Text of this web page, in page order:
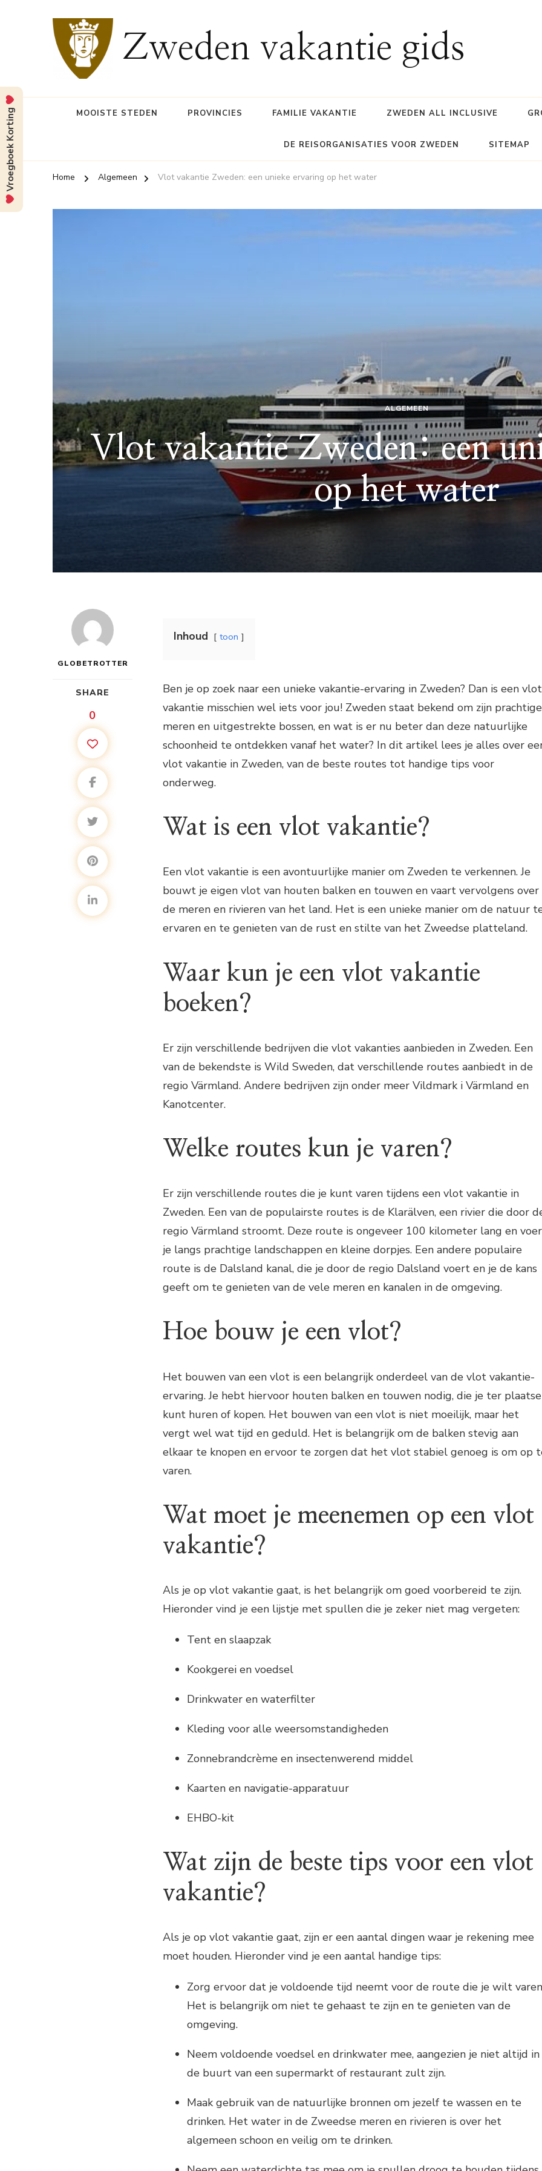
Zweden vakantie gids
MOOISTE STEDEN PROVINCIES FAMILIE VAKANTIE ZWEDEN ALL INCLUSIVE
DE REISORGANISATIES VOOR ZWEDEN SITEMAP
Home Algemeen Vlot vakantie Zweden: een unieke ervaring op het water
ALGEMEEN
Vlot vakantie Zweden: een
op het water
GLOBETROTTER
SHARE
0
Inhoud toon
Ben je op zoek naar een unieke vakantie-ervaring in Zweden? Dan is een vlot
vakantie misschien wel iets voor jou! Zweden staat bekend om zijn prachtige
meren en uitgestrekte bossen, en wat is er nu beter dan deze natuurlijke
schoonheid te ontdekken vanaf het water? In dit artikel lees je alles over
vlot vakantie in Zweden, van de beste routes tot handige tips voor
onderweg.
Wat is een vlot vakantie?
Een vlot vakantie is een avontuurlijke manier om Zweden te verkennen. Je
bouwt je eigen vlot van houten balken en touwen en vaart vervolgens over
de meren en rivieren van het land. Het is een unieke manier om de natuur
ervaren en te genieten van de rust en stilte van het Zweedse platteland.
Waar kun je een vlot vakantie
boeken?
Er zijn verschillende bedrijven die vlot vakanties aanbieden in Zweden. Een
van de bekendste is Wild Sweden, dat verschillende routes aanbiedt in de
regio Värmland. Andere bedrijven zijn onder meer Vildmark i Värmland en
Kanotcenter.
Welke routes kun je varen?
Er zijn verschillende routes die je kunt varen tijdens een vlot vakantie in
Zweden. Een van de populairste routes is de Klarälven, een rivier die door
regio Värmland stroomt. Deze route is ongeveer 100 kilometer lang en
je langs prachtige landschappen en kleine dorpjes. Een andere populaire
route is de Dalsland kanal, die je door de regio Dalsland voert en je de kans
geeft om te genieten van de vele meren en kanalen in de omgeving.
Hoe bouw je een vlot?
Het bouwen van een vlot is een belangrijk onderdeel van de vlot vakantie-
ervaring. Je hebt hiervoor houten balken en touwen nodig, die je ter plaatse
kunt huren of kopen. Het bouwen van een vlot is niet moeilijk, maar het
vergt wel wat tijd en geduld. Het is belangrijk om de balken stevig aan
elkaar te knopen en ervoor te zorgen dat het vlot stabiel genoeg is om op
varen.
Wat moet je meenemen op een vlot
vakantie?
Als je op vlot vakantie gaat, is het belangrijk om goed voorbereid te zijn.
Hieronder vind je een lijstje met spullen die je zeker niet mag vergeten:
Tent en slaapzak
Kookgerei en voedsel
Drinkwater en waterfilter
Kleding voor alle weersomstandigheden
Zonnebrandcrème en insectenwerend middel
Kaarten en navigatie-apparatuur
EHBO-kit
Wat zijn de beste tips voor een vlot
vakantie?
Als je op vlot vakantie gaat, zijn er een aantal dingen waar je rekening mee
moet houden. Hieronder vind je een aantal handige tips:
Zorg ervoor dat je voldoende tijd neemt voor de route die je wilt
Het is belangrijk om niet te gehaast te zijn en te genieten van de
omgeving.
Neem voldoende voedsel en drinkwater mee, aangezien je niet altijd in
de buurt van een supermarkt of restaurant zult zijn.
Maak gebruik van de natuurlijke bronnen om jezelf te wassen en te
drinken. Het water in de Zweedse meren en rivieren is over het
algemeen schoon en veilig om te drinken.
Vroegboek Korting